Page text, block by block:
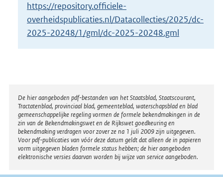
https://repository.officiele-
overheidspublicaties.nl/Datacollecties/2025/dc-
2025-20248/1/gml/dc-2025-20248.gml
Disclaimer
De hier aangeboden pdf-bestanden van het Staatsblad, Staatscourant,
Tractatenblad, provinciaal blad, gemeenteblad, waterschapsblad en blad
gemeenschappelijke regeling vormen de formele bekendmakingen in de
zin van de Bekendmakingswet en de Rijkswet goedkeuring en
bekendmaking verdragen voor zover ze na 1 juli 2009 zijn uitgegeven.
Voor pdf-publicaties van vóór deze datum geldt dat alleen de in papieren
vorm uitgegeven bladen formele status hebben; de hier aangeboden
elektronische versies daarvan worden bij wijze van service aangeboden.